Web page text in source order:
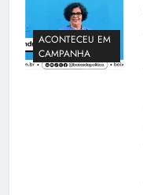
ACONTECEU EM
CAMPANHA